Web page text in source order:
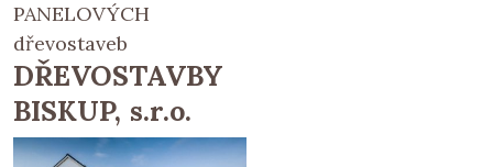
PANELOVÝCH
dřevostaveb
DŘEVOSTAVBY
BISKUP, s.r.o.